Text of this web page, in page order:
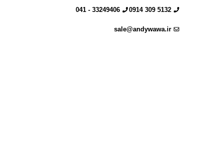
5132 309 0914
33249406 - 041
sale@andywawa.ir